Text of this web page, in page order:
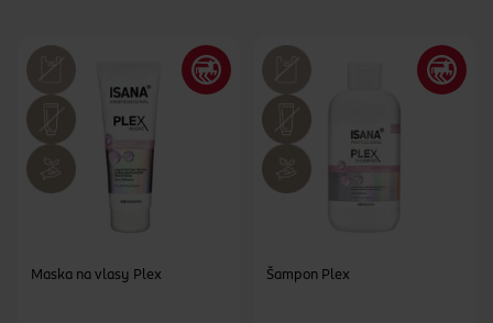
Maska na vlasy Plex Šampon Plex